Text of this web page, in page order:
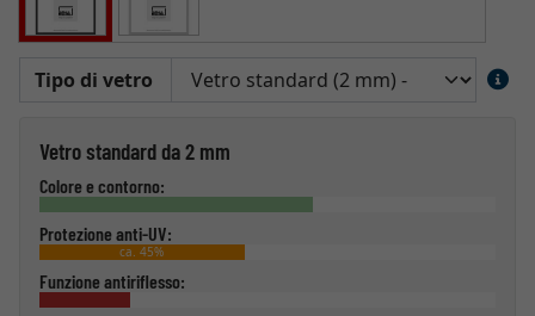
Tipo di vetro
Vetro standard da 2 mm
Colore e contorno:
Protezione anti-UV:
ca. 45%
Funzione antiriflesso: